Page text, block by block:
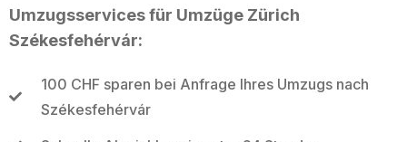
Umzugsservices für Umzüge Zürich
Székesfehérvár:
100 CHF sparen bei Anfrage Ihres Umzugs nach
Székesfehérvár